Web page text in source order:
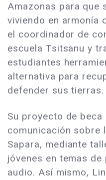
Amazonas para que
viviendo en armonía
el coordinador de
escuela Tsitsanu y
estudiantes
alternativa para
defender sus tierras.
Su proyecto de
comunicación sobre
Sapara, mediante
jóvenes en temas
audio. Así mismo,